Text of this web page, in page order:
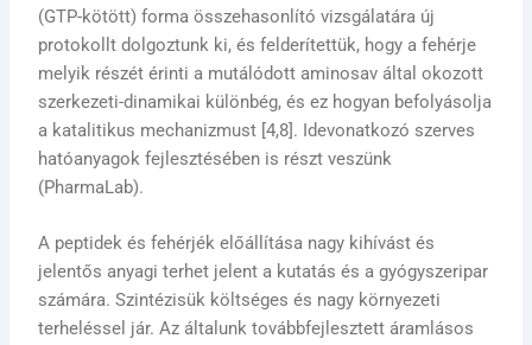
(GTP-kötött) forma összehasonlító vizsgálatára új
protokollt dolgoztunk ki, és felderítettük, hogy a fehérje
melyik részét érinti a mutálódott aminosav által okozott
szerkezeti-dinamikai különbég, és ez hogyan befolyásolja
a katalitikus mechanizmust [4,8]. Idevonatkozó szerves
hatóanyagok fejlesztésében is részt veszünk
(PharmaLab).
A peptidek és fehérjék előállítása nagy kihívást és
jelentős anyagi terhet jelent a kutatás és a gyógyszeripar
számára. Szintézisük költséges és nagy környezeti
terheléssel jár. Az általunk továbbfejlesztett áramlásos